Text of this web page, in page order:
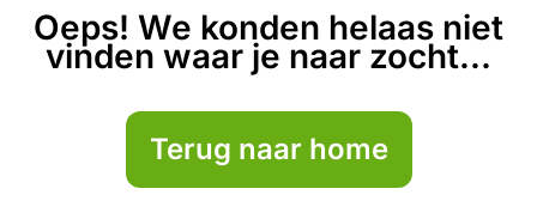
Oeps! We konden helaas niet
vinden waar je naar zocht...
Terug naar home